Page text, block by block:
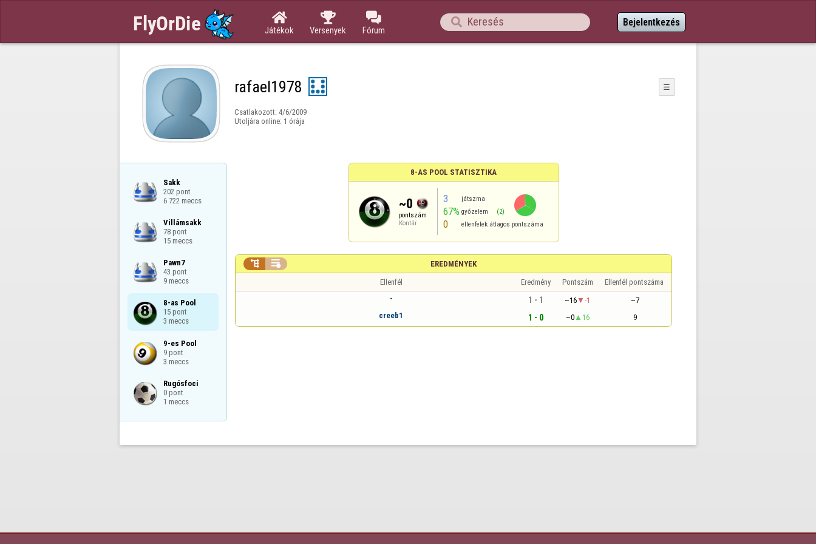

Játékok

Versenyek

Fórum
 Bejelentkezés
rafael1978 ☰
Csatlakozott: 4/6/2009
Utoljára online: 1 órája
Sakk
202 pont
6 722 meccs
Villámsakk
78 pont
15 meccs
Pawn7
43 pont
9 meccs
8-as Pool
15 pont
3 meccs
9-es Pool
9 pont
3 meccs
Rugósfoci
0 pont
1 meccs
8-AS POOL STATISZTIKA
~0
pontszám
Kontár
3 játszma
67% győzelem (2)
0 ellenfelek átlagos pontszáma
EREDMÉNYEK
 
Ellenfél Eredmény Pontszám
Ellenfél pontszáma
-
1 - 1 ~16 -1
~7
creeb1
1 - 0 ~0 16 9